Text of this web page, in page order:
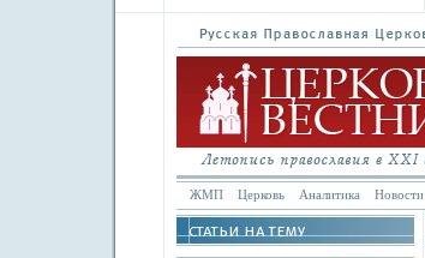
ЖМП Церковь Аналитика Новости